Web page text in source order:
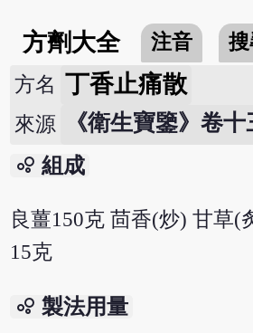
方劑大全 注音
方名 丁香止痛散
來源 《衛生寶鑒》卷十
bubble_chart 組成
良薑150克 茴香(炒) 甘草(
15克
bubble_chart 製法用量